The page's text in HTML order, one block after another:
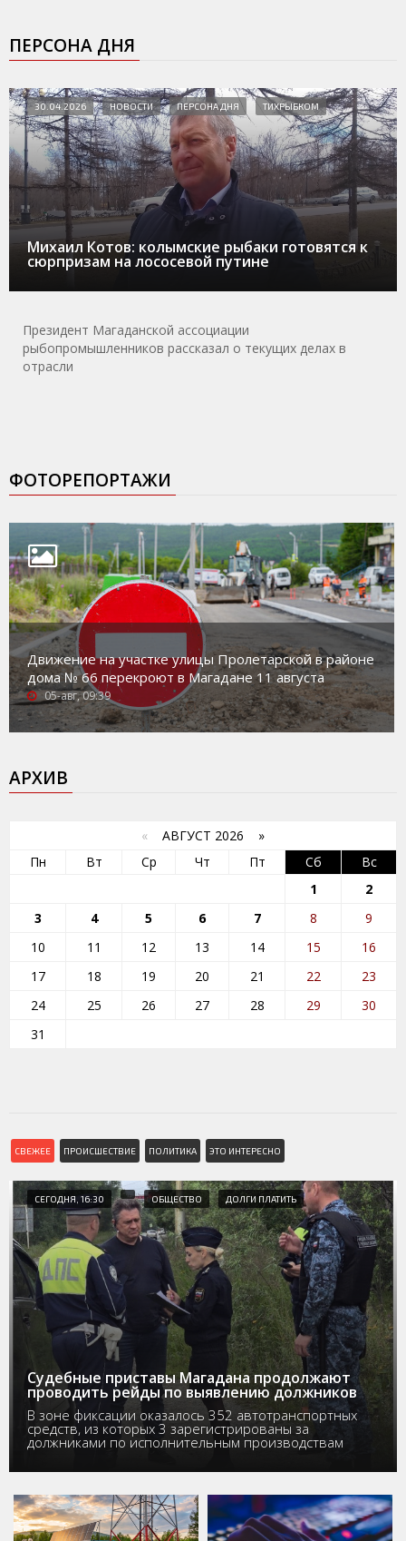
ПЕРСОНА ДНЯ
Михаил Котов: колымские рыбаки готовятся к
сюрпризам на лососевой путине
30.04.2026 НОВОСТИ ПЕРСОНА ДНЯ ТИХРЫБКОМ
Президент Магаданской ассоциации
рыбопромышленников рассказал о текущих делах в
отрасли
ФОТОРЕПОРТАЖИ
Движение на участке улицы Пролетарской в районе
дома № 66 перекроют в Магадане 11 августа
05-авг, 09:39
АРХИВ
« АВГУСТ 2026 »
Пн
Вт Ср Чт Пт Сб
Вс
1
2
3
4 5 6 7 8
9
10
11 12 13 14 15
16
17
18 19 20 21 22
23
24
25 26 27 28 29
30
31
СВЕЖЕЕ ПРОИСШЕСТВИЕ ПОЛИТИКА ЭТО ИНТЕРЕСНО
СЕГОДНЯ, 16:30 ОБЩЕСТВО ДОЛГИ ПЛАТИТЬ
Судебные приставы Магадана продолжают
проводить рейды по выявлению должников
В зоне фиксации оказалось 352 автотранспортных
средств, из которых 3 зарегистрированы за
должниками по исполнительным производствам